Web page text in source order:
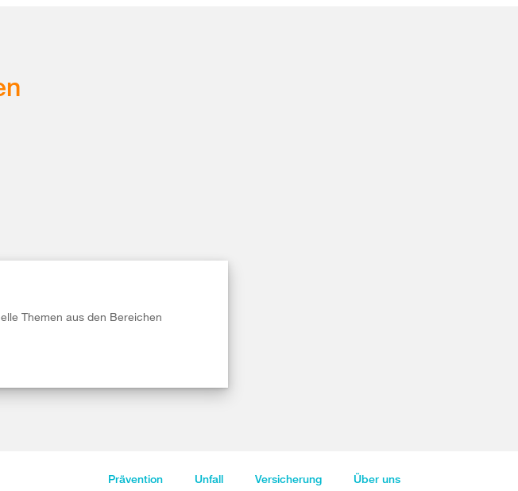
Themen aus den Bereichen
Prävention Unfall Versicherung Über uns